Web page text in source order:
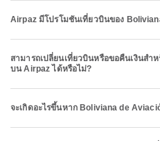
Airpaz มีโปรโมชันเที่ยวบินของ
สามารถเปลี่ยนเที่ยวบินหรือขอคืนเงินส
บน Airpaz ได้หรือไม่?
จะเกิดอะไรขึ้นหาก Boliviana de